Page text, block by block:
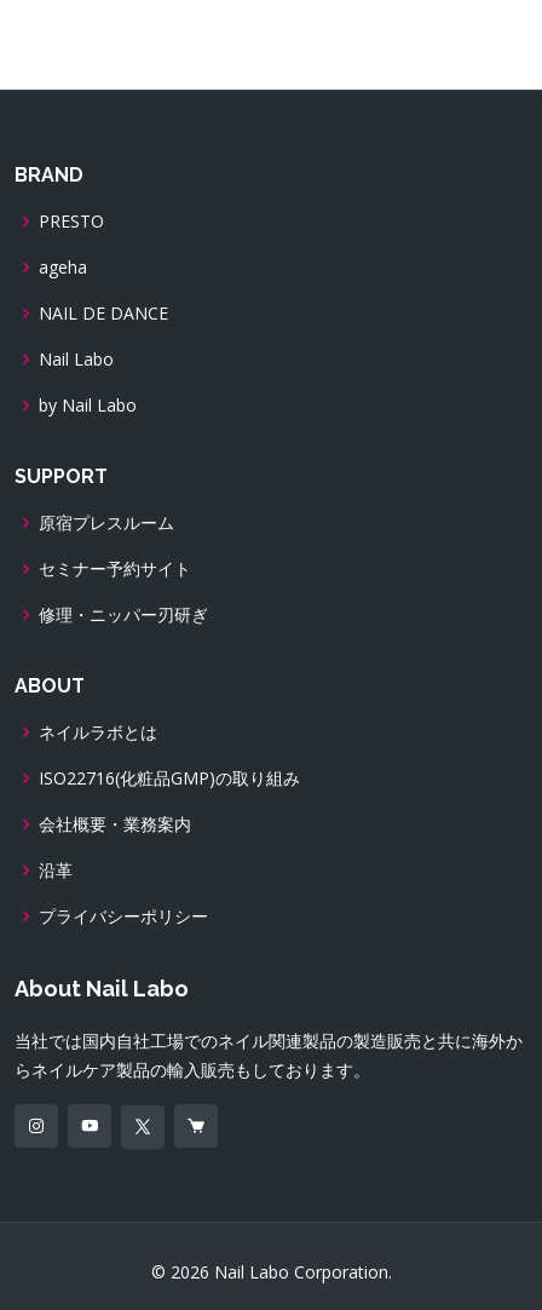
BRAND
PRESTO
ageha
NAIL DE DANCE
Nail Labo
by Nail Labo
SUPPORT
原宿プレスルーム
セミナー予約サイト
修理・ニッパー刃研ぎ
ABOUT
ネイルラボとは
ISO22716(化粧品GMP)の取り組み
会社概要・業務案内
沿革
プライバシーポリシー
About Nail Labo
当社では国内自社工場でのネイル関連製品の製造販売と共に海外か
らネイルケア製品の輸入販売もしております。
© 2026 Nail Labo Corporation.